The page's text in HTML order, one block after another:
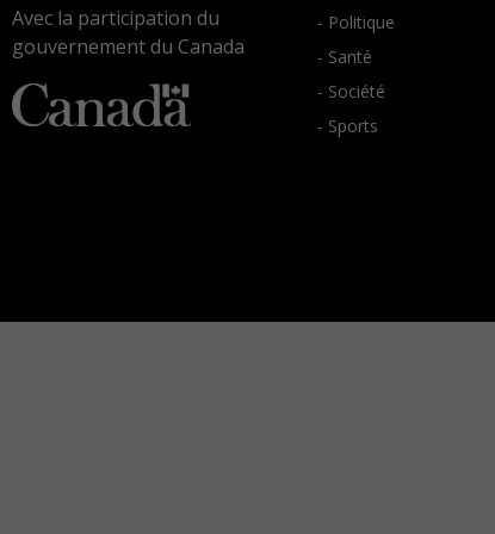
Avec la participation du
gouvernement du Canada
- Politique
- Santé
- Société
- Sports